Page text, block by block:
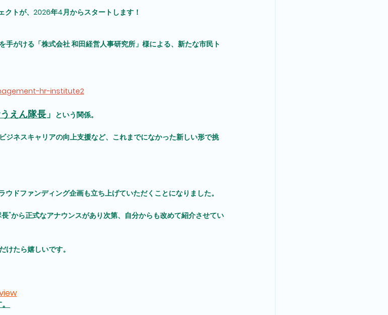
クトが、2026年4月からスタートします！
手がける「株式会社 和田経営人事研究所」様による、新たな市民ト
hr-institute2
えん隊長 」 という関係。
ジネスキャリアの向上支援など、これまでになかった新しい形で挑
ドファンディング企画も立ち上げていただくことになりました。
"から正式なアナウンスがあり次第、自分からも改めて紹介させてい
たら嬉しいです。